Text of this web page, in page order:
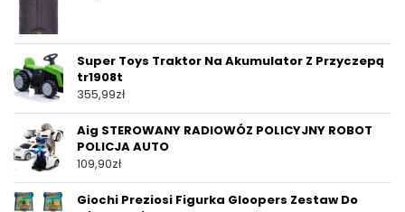
Super Toys Traktor Na Akumulator Z Przyczepą
tr1908t
355,99zł
Aig STEROWANY RADIOWÓZ POLICYJNY ROBOT
POLICJA AUTO
109,90zł
Giochi Preziosi Figurka Gloopers Zestaw Do